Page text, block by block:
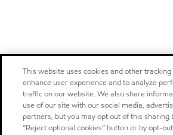
This website uses cookies and other
enhance user experience and to analyze
traffic on our website. We also share
use of our site with our social media,
partners, but you may opt out of this sharing
“Reject optional cookies” button or by opt-